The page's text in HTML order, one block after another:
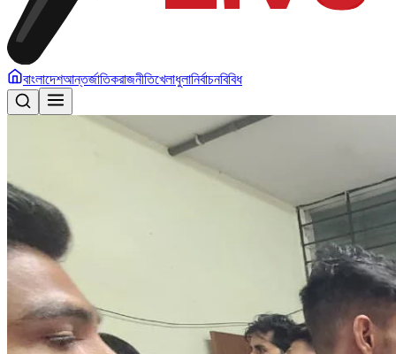
বাংলাদেশআন্তর্জাতিকরাজনীতিখেলাধুলানির্বাচনবিবিধ